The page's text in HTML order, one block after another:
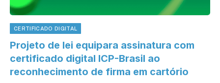
CERTIFICADO DIGITAL
Projeto de lei equipara assinatura com
certificado digital ICP-Brasil ao
reconhecimento de firma em cartório